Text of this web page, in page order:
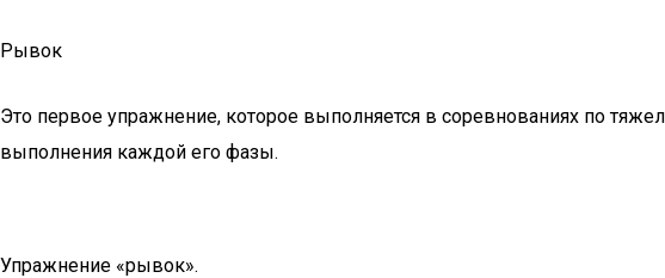
Рывок
Это первое упражнение, которое выполняется в соревнованиях по
выполнения каждой его фазы.
Упражнение «рывок».